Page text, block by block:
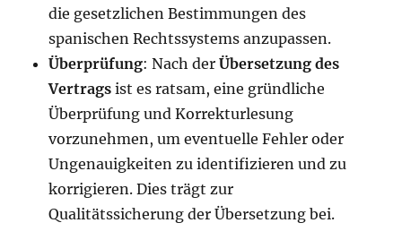
die gesetzlichen Bestimmungen des
spanischen Rechtssystems anzupassen.
Überprüfung: Nach derÜbersetzung des
Vertrags ist es ratsam, eine gründliche
Überprüfung und Korrekturlesung
vorzunehmen, um eventuelle Fehler oder
Ungenauigkeiten zu identifizieren und zu
korrigieren. Dies trägt zur
Qualitätssicherung der Übersetzung bei.